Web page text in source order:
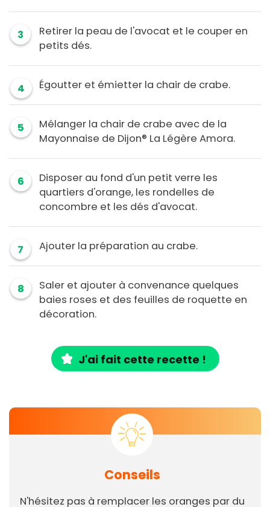
3
Retirer la peau de l'avocat et le couper en
petits dés.
4 Égoutter et émietter la chair de crabe.
5
Mélanger la chair de crabe avec de la
Mayonnaise de Dijon® La Légère Amora.
6
Disposer au fond d'un petit verre les
quartiers d'orange, les rondelles de
concombre et les dés d'avocat.
7 Ajouter la préparation au crabe.
8
Saler et ajouter à convenance quelques
baies roses et des feuilles de roquette en
décoration.
J'ai fait cette recette !
Conseils
N'hésitez pas à remplacer les oranges par du